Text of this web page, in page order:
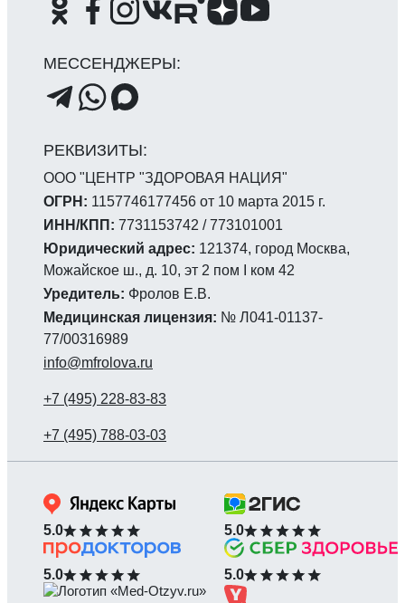
ООО "ЦЕНТР "ЗДОРОВАЯ НАЦИЯ"
ОГРН: 1157746177456 от 10 марта 2015 г.
ИНН/КПП: 7731153742 / 773101001
Юридический адрес: 121374, город Москва,
Можайское ш., д. 10, эт 2 пом I ком 42
Уредитель: Фролов Е.В.
Медицинская лицензия: № Л041-01137-
77/00316989
info@mfrolova.ru
5.0 5.0
5.0 5.0